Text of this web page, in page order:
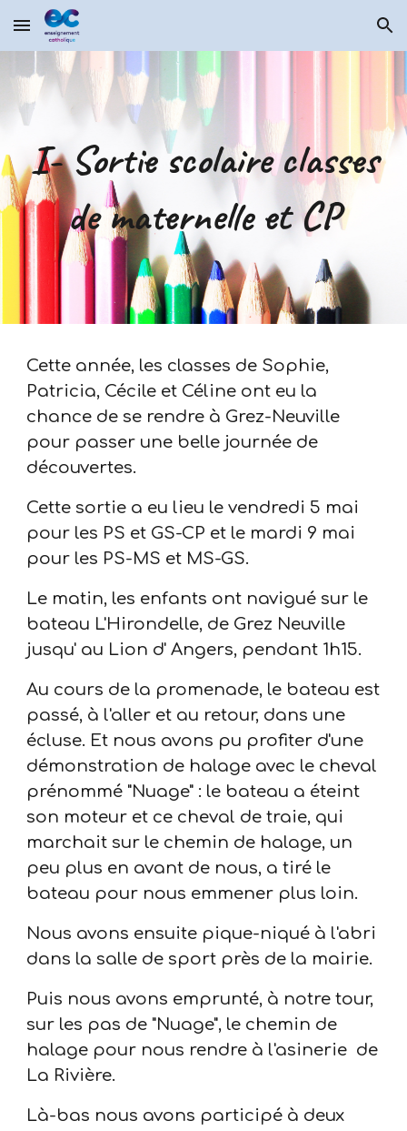
Skip to main content Skip to navigation
I- Sortie scolaire classes
de maternelle et CP
Cette année, les classes de Sophie,
Patricia, Cécile et Céline ont eu la
chance de se rendre à Grez-Neuville
pour passer une belle journée de
découvertes.
Cette sortie a eu lieu le vendredi 5 mai
pour les PS et GS-CP et le mardi 9 mai
pour les PS-MS et MS-GS.
Le matin, les enfants ont navigué sur le
bateau L'Hirondelle, de Grez Neuville
jusqu' au Lion d' Angers, pendant 1h15.
Au cours de la promenade, le bateau est
passé, à l'aller et au retour, dans une
écluse. Et nous avons pu profiter d'une
démonstration de halage avec le cheval
prénommé "Nuage" : le bateau a éteint
son moteur et ce cheval de traie, qui
marchait sur le chemin de halage, un
peu plus en avant de nous, a tiré le
bateau pour nous emmener plus loin.
Nous avons ensuite pique-niqué à l'abri
dans la salle de sport près de la mairie.
Puis nous avons emprunté, à notre tour,
sur les pas de "Nuage", le chemin de
halage pour nous rendre à l'asinerie de
La Rivière.
Là-bas nous avons participé à deux